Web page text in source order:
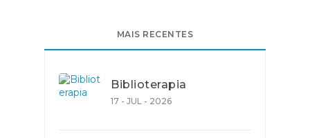
MAIS RECENTES
Biblioterapia
17 - JUL - 2026